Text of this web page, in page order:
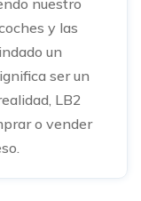
nuestro
y las
un
ser un
LB2
o vender